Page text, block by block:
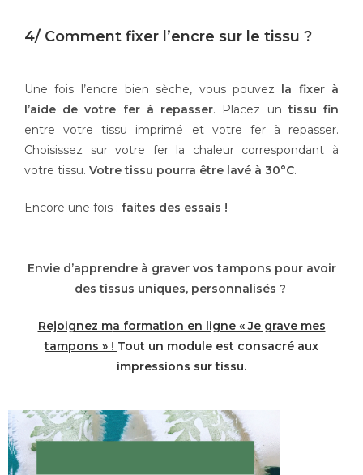
4/ Comment fixer l’encre sur le tissu ?
Une fois l’encre bien sèche, vous pouvez la fixer à
l’aide de votre fer à repasser. Placez untissu fin
entre votre tissu imprimé et votre fer à repasser.
Choisissez sur votre fer la chaleur correspondant à
votre tissu. Votre tissu pourra être lavé à 30°C.
Encore une fois : faites des essais !
Envie d’apprendre à graver vos tampons pour avoir
des tissus uniques, personnalisés ?
Rejoignez ma formation en ligne « Je grave mes
tampons » ! Tout un module est consacré aux
impressions sur tissu.